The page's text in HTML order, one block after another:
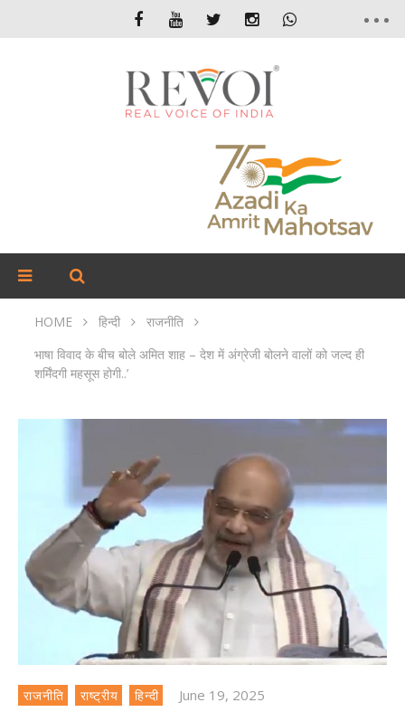
HOME हिन्दी
राजनीति
भाषा विवाद के बीच बोले अमित शाह – देश में अंग्रेजी बोलने वालों को जल्द ही
शर्मिंदगी महसूस होगी..’
राजनीति राष्ट्रीय हिन्दी June 19, 2025